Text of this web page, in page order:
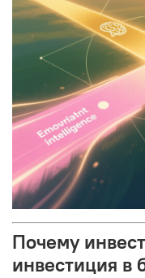
Почему
инвестиция в